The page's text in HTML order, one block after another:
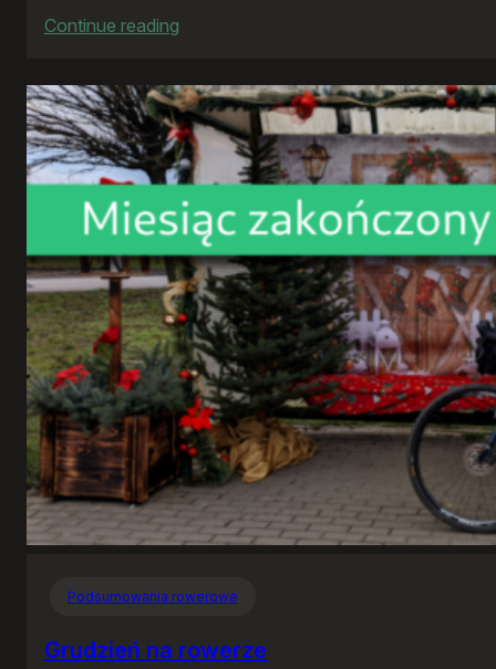
Continue reading
rok
2025
Podsumowania rowerowe
Grudzień na rowerze